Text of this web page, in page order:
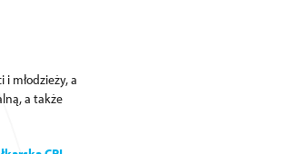
młodzieży, a
a także